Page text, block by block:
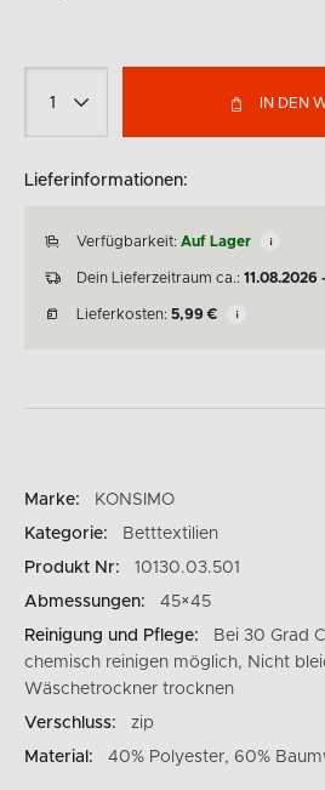
IN DEN
Lieferinformationen:
Verfügbarkeit: Auf Lager
Dein Lieferzeitraum ca.: 11.08.2026
Lieferkosten: 5,99 €
Marke:
KONSIMO
Kategorie:
Betttextilien
Produkt Nr:
10130.03.501
Abmessungen:
45×45
Reinigung und Pflege:
Bei 30 Grad
chemisch reinigen möglich, Nicht
Wäschetrockner trocknen
Verschluss:
zip
Material:
40% Polyester, 60%